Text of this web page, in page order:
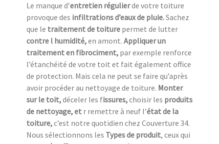
Le manque d’entretien régulierde votre toiture
provoque des infiltrations d’eaux de pluie.Sachez
que le traitement de toiture permet de lutter
contre l humidité,en amont. Appliquer un
traitement en fibrociment, par exemple renforce
l’étanchéité de votre toit et fait également office
de protection. Mais cela ne peut se faire qu’après
avoir procéder au nettoyage de toiture. Monter
sur le toit,déceler les fissures,choisir les produits
de nettoyage, et r remettre à neuf l’état de la
toiture,c’est notre quotidien chez Couverture 34.
Nous sélectionnons les Types de produit, ceux qui